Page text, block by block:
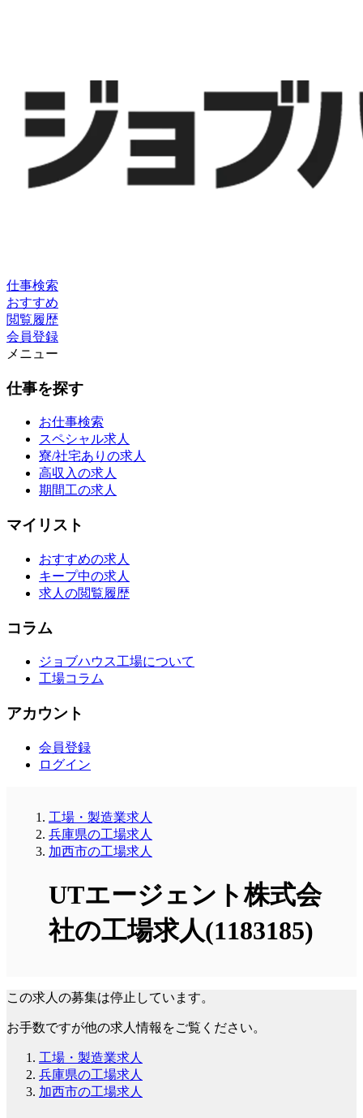
仕事検索
おすすめ
閲覧履歴
会員登録
メニュー
仕事を探す
お仕事検索
スペシャル求人
寮/社宅ありの求人
高収入の求人
期間工の求人
マイリスト
おすすめの求人
キープ中の求人
求人の閲覧履歴
コラム
ジョブハウス工場について
工場コラム
アカウント
会員登録
ログイン
工場・製造業求人
兵庫県の工場求人
加西市の工場求人
UTエージェント株式会
社の工場求人(1183185)
この求人の募集は停止しています。
お手数ですが他の求人情報をご覧ください。
工場・製造業求人
兵庫県の工場求人
加西市の工場求人